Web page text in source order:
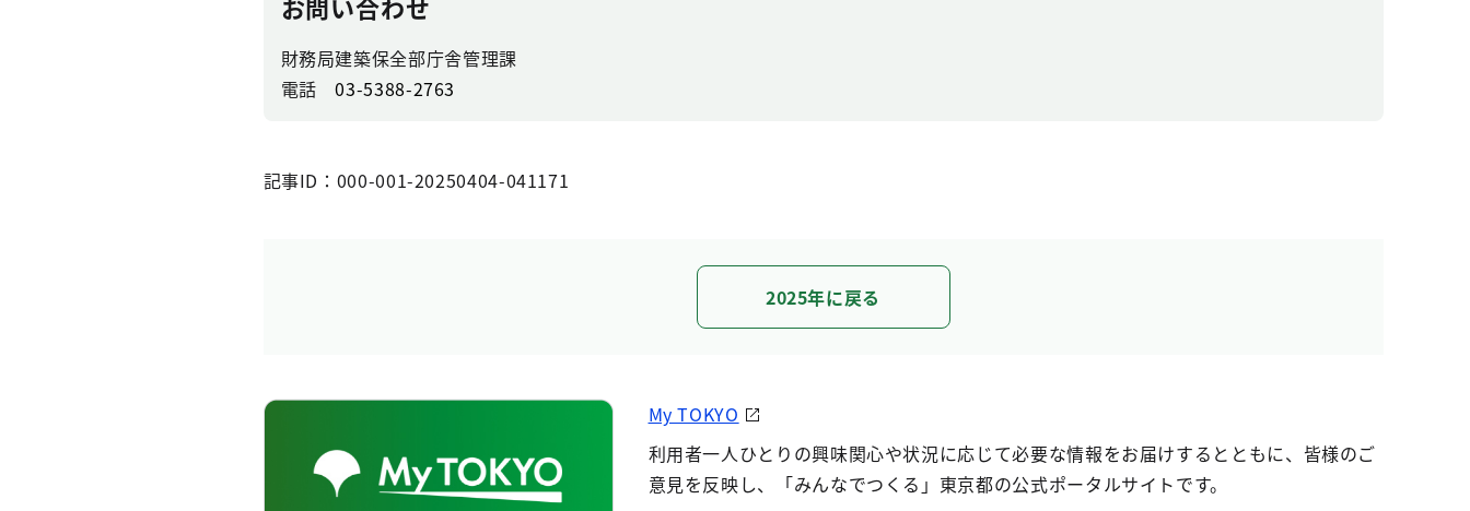
財務局建築保全部庁舎管理課
電話03-5388-2763
記事ID：000-001-20250404-041171
2025年に戻る
My TOKYO
利用者一人ひとりの興味関心や状況に応じて必要な情報をお届けするとともに、皆様のご
意見を反映し、「みんなでつくる」東京都の公式ポータルサイトです。